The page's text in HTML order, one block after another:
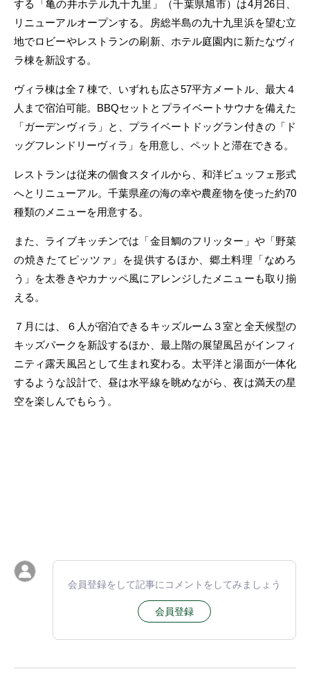
する「亀の井ホテル九十九里」（千葉県旭市）は4月26日、
リニューアルオープンする。房総半島の九十九里浜を望む立
地でロビーやレストランの刷新、ホテル庭園内に新たなヴィ
ラ棟を新設する。
ヴィラ棟は全７棟で、いずれも広さ57平方メートル、最大４
人まで宿泊可能。BBQセットとプライベートサウナを備えた
「ガーデンヴィラ」と、プライベートドッグラン付きの「ド
ッグフレンドリーヴィラ」を用意し、ペットと滞在できる。
レストランは従来の個食スタイルから、和洋ビュッフェ形式
へとリニューアル。千葉県産の海の幸や農産物を使った約70
種類のメニューを用意する。
また、ライブキッチンでは「金目鯛のフリッター」や「野菜
の焼きたてピッツァ」を提供するほか、郷土料理「なめろ
う」を太巻きやカナッペ風にアレンジしたメニューも取り揃
える。
７月には、６人が宿泊できるキッズルーム３室と全天候型の
キッズパークを新設するほか、最上階の展望風呂がインフィ
ニティ露天風呂として生まれ変わる。太平洋と湯面が一体化
するような設計で、昼は水平線を眺めながら、夜は満天の星
空を楽しんでもらう。
会員登録をして記事にコメントをしてみましょう
会員登録